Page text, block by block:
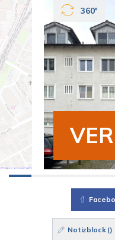
360°
Notizblock ()